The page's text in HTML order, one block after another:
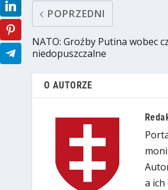
POPRZEDNI
NATO: Groźby Putina wobec
niedopuszczalne
O AUTORZE
a